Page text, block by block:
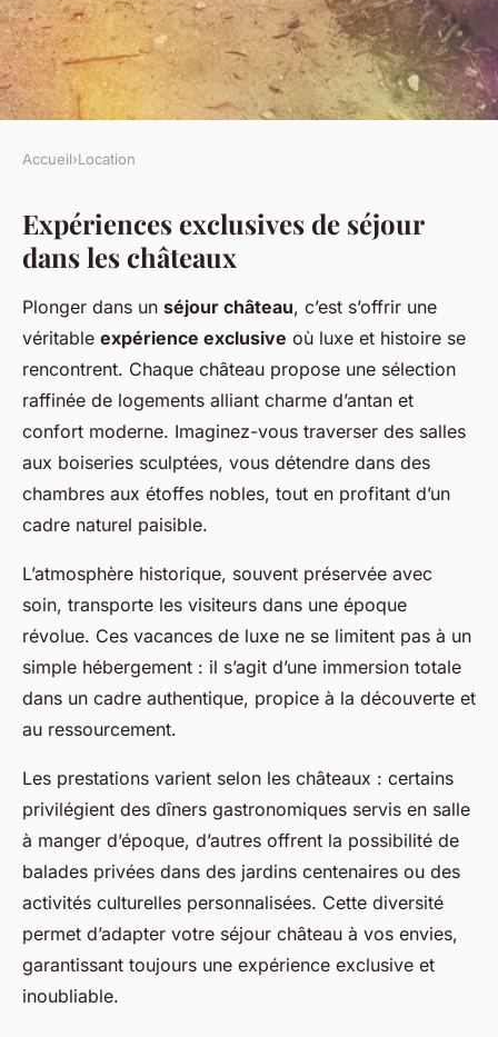
Escapades Revigorantes dans
des Châteaux avec
Conciergerie : Profitez de
Vacances Sérénité Sans Tracas
Tiago • 26 avril 2025 5 min de lecture
Accueil›Location
Expériences exclusives de séjour
dans les châteaux
Plonger dans un séjour château, c’est s’offrir une
véritable expérience exclusive où luxe et histoire se
rencontrent. Chaque château propose une sélection
raffinée de logements alliant charme d’antan et
confort moderne. Imaginez-vous traverser des salles
aux boiseries sculptées, vous détendre dans des
chambres aux étoffes nobles, tout en profitant d’un
cadre naturel paisible.
L’atmosphère historique, souvent préservée avec
soin, transporte les visiteurs dans une époque
révolue. Ces vacances de luxe ne se limitent pas à un
simple hébergement : il s’agit d’une immersion totale
dans un cadre authentique, propice à la découverte et
au ressourcement.
Les prestations varient selon les châteaux : certains
privilégient des dîners gastronomiques servis en salle
à manger d’époque, d’autres offrent la possibilité de
balades privées dans des jardins centenaires ou des
activités culturelles personnalisées. Cette diversité
permet d’adapter votre séjour château à vos envies,
garantissant toujours une expérience exclusive et
inoubliable.